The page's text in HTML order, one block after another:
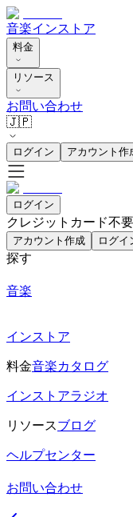
音楽インストア
料金
リソース
お問い合わせ
🇯🇵
ログイン アカウント作
ログイン
クレジットカード不
アカウント作成 ログイ
探す
音楽
インストア
料金音楽カタログ
インストアラジオ
リソースブログ
ヘルプセンター
お問い合わせ